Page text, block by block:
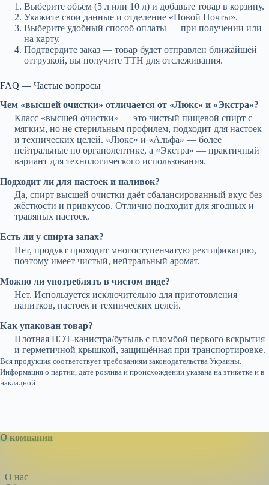
Выберите объём (5 л или 10 л) и добавьте товар в корзину.
Укажите свои данные и отделение «Новой Почты».
Выберите удобный способ оплаты — при получении или
на карту.
Подтвердите заказ — товар будет отправлен ближайшей
отгрузкой, вы получите ТТН для отслеживания.
FAQ — Частые вопросы
Чем «высшей очистки» отличается от «Люкс» и «Экстра»?
Класс «высшей очистки» — это чистый пищевой спирт с
мягким, но не стерильным профилем, подходит для настоек
и технических целей. «Люкс» и «Альфа» — более
нейтральные по органолептике, а «Экстра» — практичный
вариант для технологического использования.
Подходит ли для настоек и наливок?
Да, спирт высшей очистки даёт сбалансированный вкус без
жёсткости и привкусов. Отлично подходит для ягодных и
травяных настоек.
Есть ли у спирта запах?
Нет, продукт проходит многоступенчатую ректификацию,
поэтому имеет чистый, нейтральный аромат.
Можно ли употреблять в чистом виде?
Нет. Используется исключительно для приготовления
напитков, настоек и технических целей.
Как упакован товар?
Плотная ПЭТ-канистра/бутыль с пломбой первого вскрытия
и герметичной крышкой, защищённая при транспортировке.
Вся продукция соответствует требованиям законодательства Украины.
Информация о партии, дате розлива и происхождении указана на этикетке и в
накладной.
О компании
О нас